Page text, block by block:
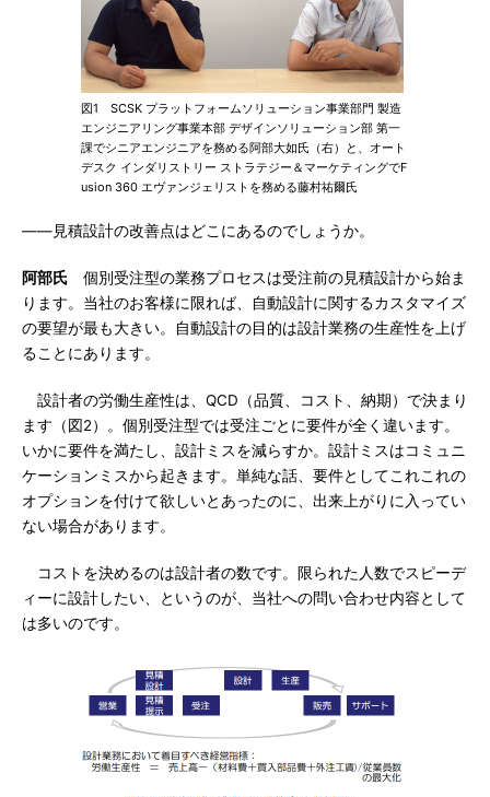
図1 SCSK プラットフォームソリューション事業部門 製造
エンジニアリング事業本部 デザインソリューション部 第一
課でシニアエンジニアを務める阿部大如氏（右）と、オート
デスク インダリストリー ストラテジー＆マーケティングでF
usion 360 エヴァンジェリストを務める藤村祐爾氏
――見積設計の改善点はどこにあるのでしょうか。
阿部氏 個別受注型の業務プロセスは受注前の見積設計から始ま
ります。当社のお客様に限れば、自動設計に関するカスタマイズ
の要望が最も大きい。自動設計の目的は設計業務の生産性を上げ
ることにあります。
設計者の労働生産性は、QCD（品質、コスト、納期）で決まり
ます（図2）。個別受注型では受注ごとに要件が全く違います。
いかに要件を満たし、設計ミスを減らすか。設計ミスはコミュニ
ケーションミスから起きます。単純な話、要件としてこれこれの
オプションを付けて欲しいとあったのに、出来上がりに入ってい
ない場合があります。
コストを決めるのは設計者の数です。限られた人数でスピーデ
ィーに設計したい、というのが、当社への問い合わせ内容として
は多いのです。